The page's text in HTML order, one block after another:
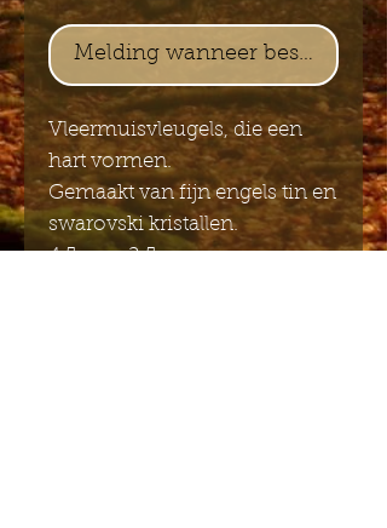
Melding wanneer beschikbaar
Vleermuisvleugels, die een
hart vormen.
Gemaakt van fijn engels tin en
swarovski kristallen.
4.5cm x 2.5cm